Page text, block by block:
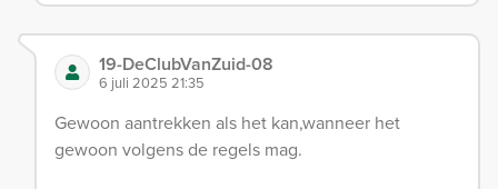
19-DeClubVanZuid-08
6 juli 2025 21:35
Gewoon aantrekken als het kan,wanneer het
gewoon volgens de regels mag.